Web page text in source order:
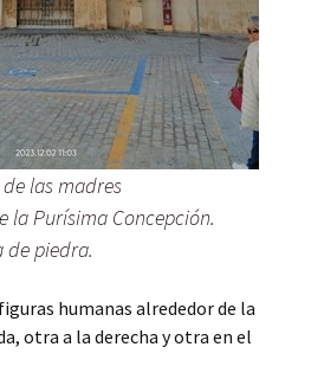
las madres
la Purísima Concepción.
de piedra.
humanas alrededor de la
otra a la derecha y otra en el